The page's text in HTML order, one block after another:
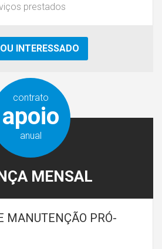
prestados
INTERESSADO
contrato
apoio
anual
MENSAL
MANUTENÇÃO PRÓ-